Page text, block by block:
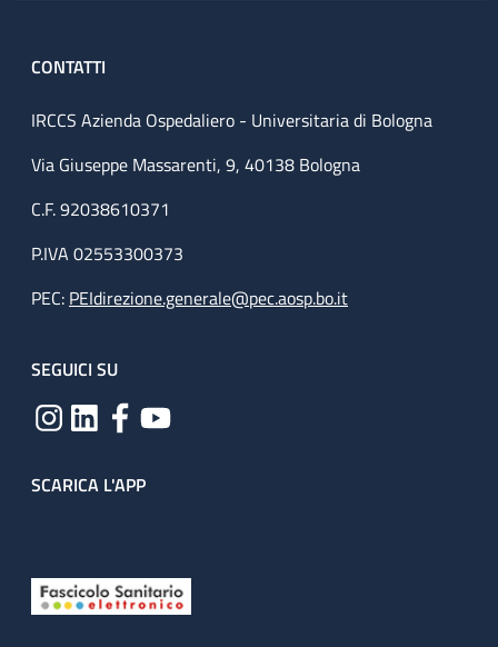
CONTATTI
IRCCS Azienda Ospedaliero - Universitaria di Bologna
Via Giuseppe Massarenti, 9, 40138 Bologna
C.F. 92038610371
P.IVA 02553300373
PEC: PEIdirezione.generale@pec.aosp.bo.it
SEGUICI SU
SCARICA L'APP